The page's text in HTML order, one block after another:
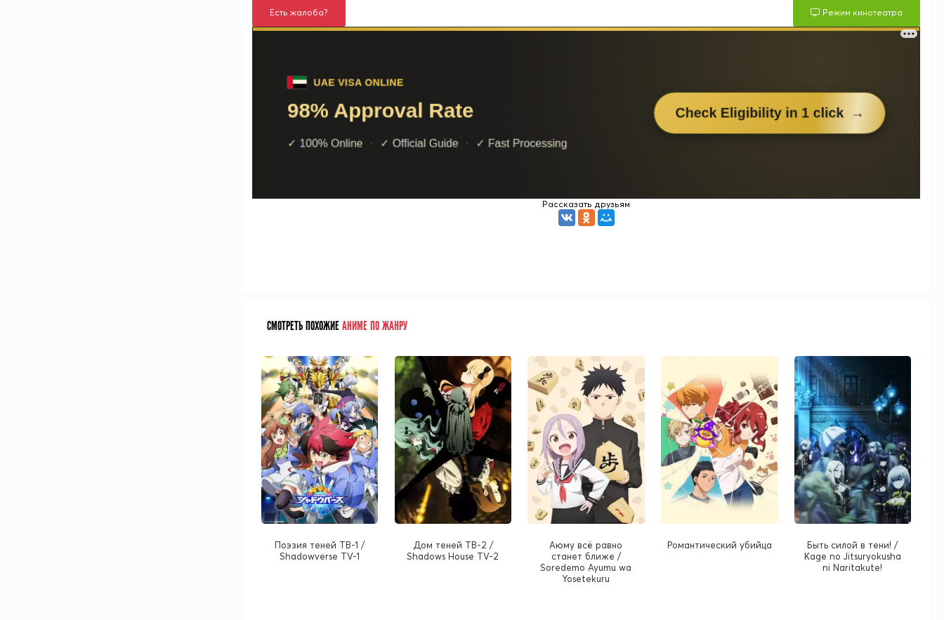
Есть жалоба? Режим кинотеатра
Рассказать друзьям
СМОТРЕТЬ ПОХОЖИЕАНИМЕ ПО ЖАНРУ
Поэзия теней ТВ-1 /
Shadowverse TV-1
Дом теней ТВ-2 /
Shadows House TV-2
Аюму всё равно
станет ближе /
Soredemo Ayumu wa
Yosetekuru
Романтический убийца
Быть силой в тени! /
Kage no Jitsuryokusha
ni Naritakute!